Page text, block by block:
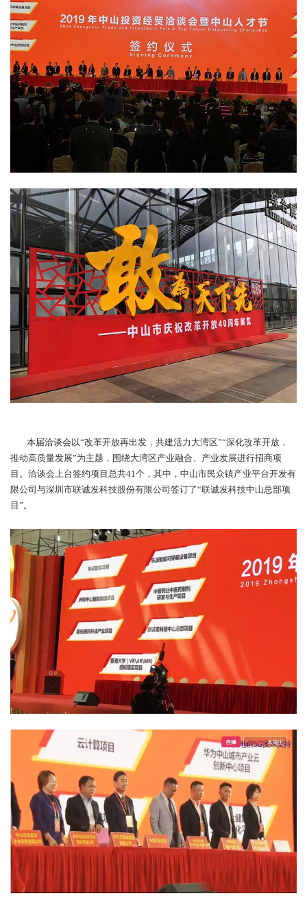
本届洽谈会以“改革开放再出发，共建活力大湾区”“深化改革开放，
推动高质量发展”为主题，围绕大湾区产业融合、产业发展进行招商项
目。洽谈会上台签约项目总共41个，其中，中山市民众镇产业平台开发有
限公司与深圳市联诚发科技股份有限公司签订了“联诚发科技中山总部项
目”。